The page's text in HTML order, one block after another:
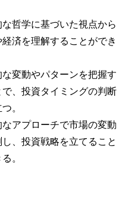
な哲学に基づいた視点から
済を理解することができ
な変動やパターンを把握す
で、投資タイミングの判断
。
なアプローチで市場の変動
し、投資戦略を立てること
。